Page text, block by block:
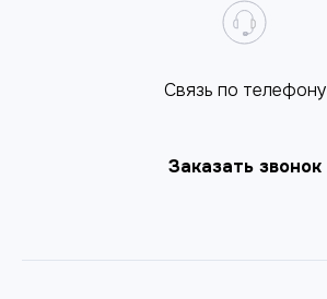
Cвязь по телефону
Заказать звонок